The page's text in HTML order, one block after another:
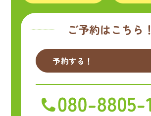
ご予約はこちら！
予約する！